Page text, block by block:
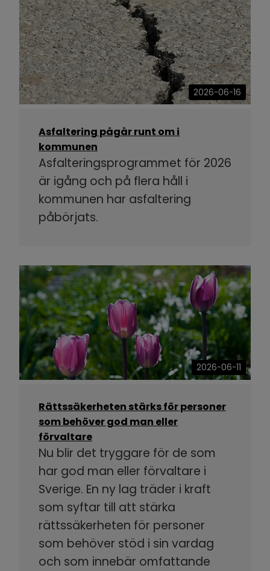
2026-06-16
Asfaltering pågår runt om i
kommunen
Asfalteringsprogrammet för 2026
är igång och på flera håll i
kommunen har asfaltering
påbörjats.
2026-06-11
Rättssäkerheten stärks för personer
som behöver god man eller
förvaltare
Nu blir det tryggare för de som
har god man eller förvaltare i
Sverige. En ny lag träder i kraft
som syftar till att stärka
rättssäkerheten för personer
som behöver stöd i sin vardag
och som innebär omfattande